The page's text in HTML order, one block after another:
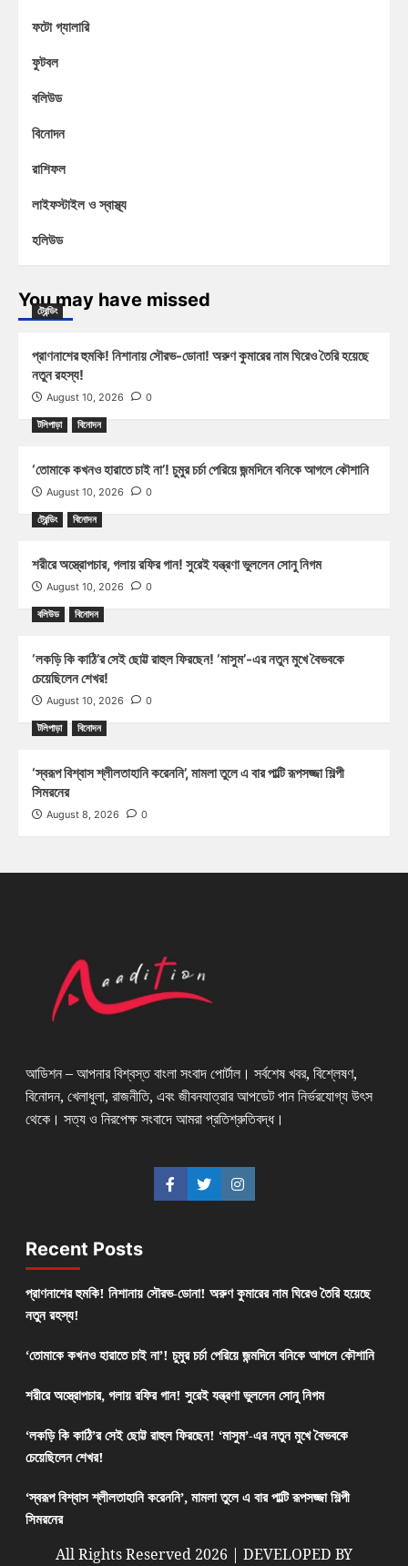
ফটো গ্যালারি
ফুটবল
বলিউড
বিনোদন
রাশিফল
লাইফস্টাইল ও স্বাস্থ্য
হলিউড
You may have missed
ট্রেন্ডিং
প্রাণনাশের হুমকি! নিশানায় সৌরভ-ডোনা! অরুণ কুমারের নাম ঘিরেও তৈরি হয়েছে
নতুন রহস্য!
August 10, 2026 0
টলিপাড়া বিনোদন
‘তোমাকে কখনও হারাতে চাই না’! চুমুর চর্চা পেরিয়ে জন্মদিনে বনিকে আগলে কৌশানি
August 10, 2026 0
ট্রেন্ডিং বিনোদন
শরীরে অস্ত্রোপচার, গলায় রফির গান! সুরেই যন্ত্রণা ভুললেন সোনু নিগম
August 10, 2026 0
বলিউড বিনোদন
‘লকড়ি কি কাঠি’র সেই ছোট্ট রাহুল ফিরছেন! ‘মাসুম’-এর নতুন মুখে বৈভবকে
চেয়েছিলেন শেখর!
August 10, 2026 0
টলিপাড়া বিনোদন
‘স্বরূপ বিশ্বাস শ্লীলতাহানি করেননি’, মামলা তুলে এ বার পাল্টি রূপসজ্জা শিল্পী
সিমরনের
August 8, 2026 0
আডিশন – আপনার বিশ্বস্ত বাংলা সংবাদ পোর্টাল। সর্বশেষ খবর, বিশ্লেষণ,
বিনোদন, খেলাধুলা, রাজনীতি, এবং জীবনযাত্রার আপডেট পান নির্ভরযোগ্য উৎস
থেকে। সত্য ও নিরপেক্ষ সংবাদে আমরা প্রতিশ্রুতিবদ্ধ।
Recent Posts
প্রাণনাশের হুমকি! নিশানায় সৌরভ-ডোনা! অরুণ কুমারের নাম ঘিরেও তৈরি হয়েছে
নতুন রহস্য!
‘তোমাকে কখনও হারাতে চাই না’! চুমুর চর্চা পেরিয়ে জন্মদিনে বনিকে আগলে কৌশানি
শরীরে অস্ত্রোপচার, গলায় রফির গান! সুরেই যন্ত্রণা ভুললেন সোনু নিগম
‘লকড়ি কি কাঠি’র সেই ছোট্ট রাহুল ফিরছেন! ‘মাসুম’-এর নতুন মুখে বৈভবকে
চেয়েছিলেন শেখর!
‘স্বরূপ বিশ্বাস শ্লীলতাহানি করেননি’, মামলা তুলে এ বার পাল্টি রূপসজ্জা শিল্পী
সিমরনের
All Rights Reserved 2026 | DEVELOPED BY